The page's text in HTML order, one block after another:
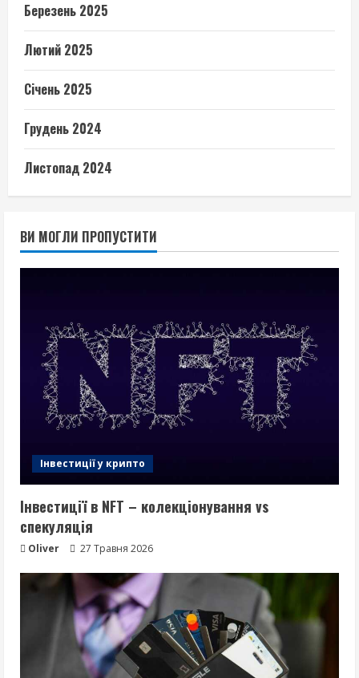
Березень 2025
Лютий 2025
Січень 2025
Грудень 2024
Листопад 2024
ВИ МОГЛИ ПРОПУСТИТИ
Інвестиції у крипто
Інвестиції в NFT – колекціонування vs
спекуляція
Oliver 27 Травня 2026